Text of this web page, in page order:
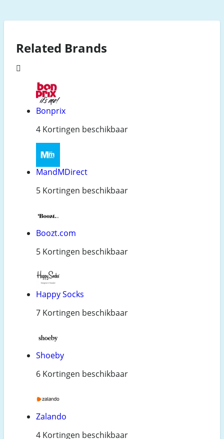
Related Brands
Bonprix
4 Kortingen beschikbaar
MandMDirect
5 Kortingen beschikbaar
Boozt.com
5 Kortingen beschikbaar
Happy Socks
7 Kortingen beschikbaar
Shoeby
6 Kortingen beschikbaar
Zalando
4 Kortingen beschikbaar